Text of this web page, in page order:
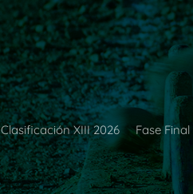
Clasificación XIII 2026 Fase